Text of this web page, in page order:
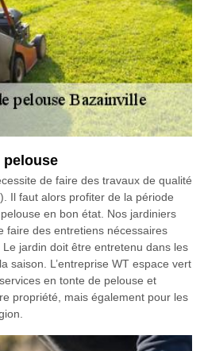
pelouse
de faire des travaux de qualité
Il faut alors profiter de la période
en bon état. Nos jardiniers
faire des entretiens nécessaires
jardin doit être entretenu dans les
saison. L’entreprise WT espace vert
en tonte de pelouse et
propriété, mais également pour les